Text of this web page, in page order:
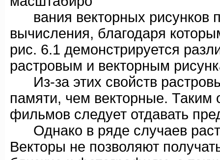
вания векторных рисунков
вычисления, благодаря
рис. 6.1 демонстрируется
растровым и векторным
Из-за этих свойств
памяти, чем векторные. Таким
фильмов следует отдавать
Однако в ряде случаев
Векторы не позволяют